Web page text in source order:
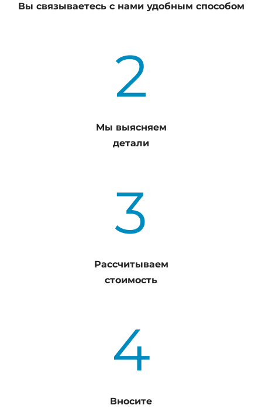
Вы связываетесь с нами удобным способом
2
Мы выясняем
детали
3
Рассчитываем
стоимость
4
Вносите